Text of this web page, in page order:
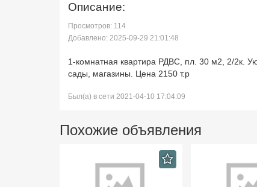
Описание:
Просмотров: 114
Добавлено: 2025-09-29 21:01:48
1-комнатная квартира РДВС, пл. 30 м2, 2/2к.
сады, магазины. Цена 2150 т.р
Был(а) в сети 2021-04-10 17:04:09
Похожие объявления